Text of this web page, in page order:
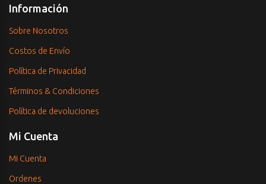
Información
Sobre Nosotros
Costos de Envío
Política de Privacidad
Términos & Condiciones
Política de devoluciones
Mi Cuenta
Mi Cuenta
Ordenes